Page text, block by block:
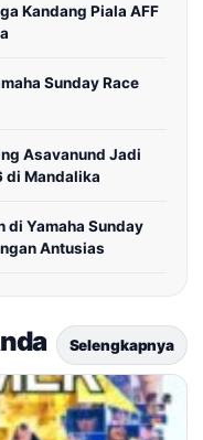
Kandang Piala AFF
Sunday Race
Asavanund Jadi
di Mandalika
di Yamaha Sunday
Antusias
Selengkapnya